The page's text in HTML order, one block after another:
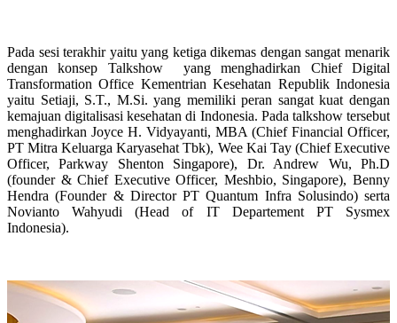
Pada sesi terakhir yaitu yang ketiga dikemas dengan sangat menarik
dengan konsep Talkshow
yang menghadirkan Chief Digital
Transformation Office Kementrian Kesehatan Republik Indonesia
yaitu Setiaji, S.T., M.Si. yang memiliki peran sangat kuat dengan
kemajuan digitalisasi kesehatan di Indonesia. Pada talkshow tersebut
menghadirkan Joyce H. Vidyayanti, MBA (Chief Financial Officer,
PT Mitra Keluarga Karyasehat Tbk), Wee Kai Tay (Chief Executive
Officer, Parkway Shenton Singapore), Dr. Andrew Wu, Ph.D
(founder & Chief Executive Officer, Meshbio, Singapore), Benny
Hendra (Founder & Director PT Quantum Infra Solusindo) serta
Novianto Wahyudi (Head of IT Departement PT Sysmex
Indonesia).